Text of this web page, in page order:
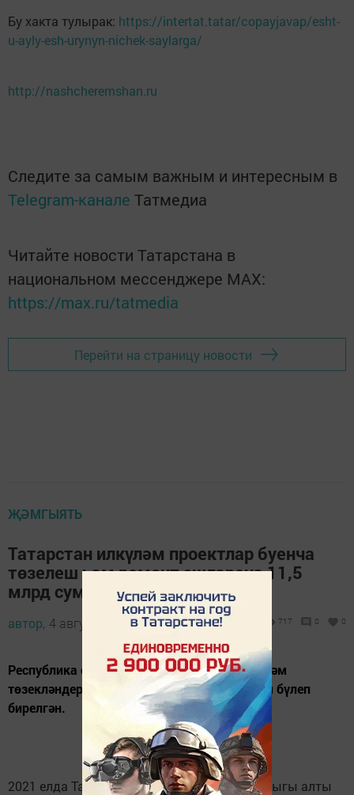
Бу хакта тулырак: https://intertat.tatar/copayjavap/esht-
u-ayly-esh-urynyn-nichek-saylarga/
http://nashcheremshan.ru
Следите за самым важным и интересным в
Telegram-канале Татмедиа
Читайте новости Татарстана в
национальном мессенджере MАХ:
https://max.ru/tatmedia
Перейти на страницу новости
ҖӘМГЫЯТЬ
Татарстан илкүләм проектлар буенча
төзелеш һәм ремонт эшләренә 11,5
млрд сум акча алды
автор, 4 август 2021 - 19:02 717 0 0
Республика объектларын төзү, ремонтлау һәм
төзекләндерүгә ведомствога 11,5 млрд. сум бүлеп
бирелгән.
2021 елда Татарстанның төзелеш министрлыгы алты